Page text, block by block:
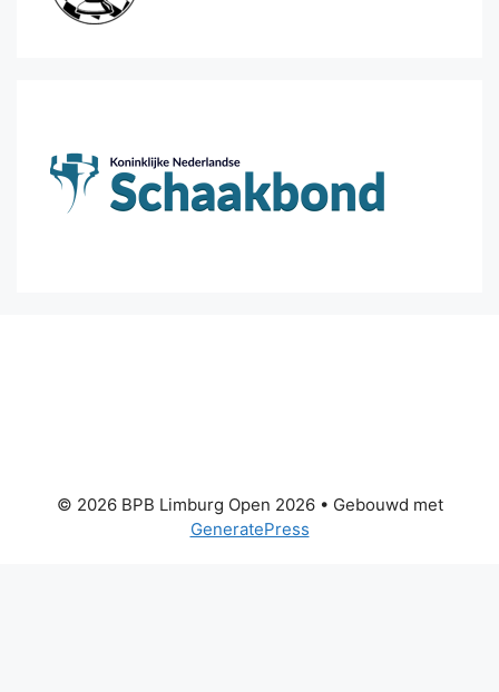
© 2026 BPB Limburg Open 2026• Gebouwd met
GeneratePress